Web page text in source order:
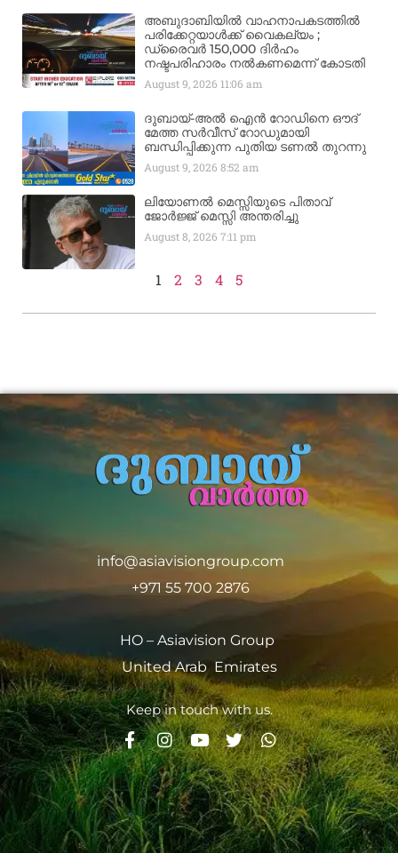
അബുദാബിയിൽ വാഹനാപകടത്തിൽ
പരിക്കേറ്റയാൾക്ക് വൈകല്യം ;
ഡ്രൈവർ 150,000 ദിർഹം
നഷ്ടപരിഹാരം നൽകണമെന്ന് കോടതി
August 9, 2026 11:06 am
ദുബായ്-അൽ ഐൻ റോഡിനെ ഔദ്
മേത്ത സർവീസ് റോഡുമായി
ബന്ധിപ്പിക്കുന്ന പുതിയ ടണൽ തുറന്നു
August 9, 20268:52 am
ലിയോണൽ മെസ്സിയുടെ പിതാവ്
ജോർജ്ജ് മെസ്സി അന്തരിച്ചു
August 8, 20267:11 pm
1 2 3 4 5
info@asiavisiongroup.com
+971 55 700 2876
HO – Asiavision Group
United Arab Emirates
Keep in touch with us.